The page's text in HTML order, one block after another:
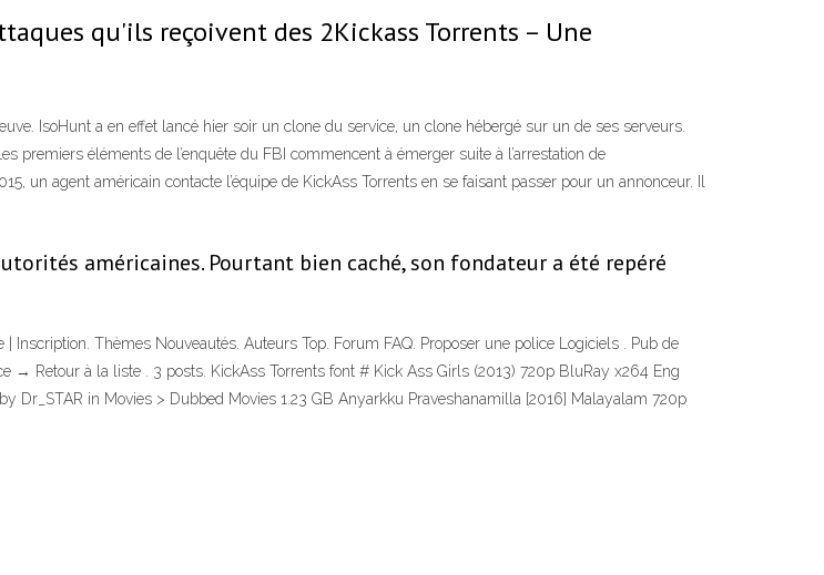
qu'ils reçoivent des 2Kickass Torrents – Une
IsoHunt a en effet lancé hier soir un clone du service, un clone hébergé sur un de ses serveurs.
premiers éléments de l’enquête du FBI commencent à émerger suite à l’arrestation de
un agent américain contacte l’équipe de KickAss Torrents en se faisant passer pour un annonceur. Il
américaines. Pourtant bien caché, son fondateur a été repéré
Inscription. Thèmes Nouveautés. Auteurs Top. Forum FAQ. Proposer une police Logiciels . Pub de
Retour à la liste . 3 posts. KickAss Torrents font # Kick Ass Girls (2013) 720p BluRay x264 Eng
Dr_STAR in Movies > Dubbed Movies 1.23 GB Anyarkku Praveshanamilla [2016] Malayalam 720p